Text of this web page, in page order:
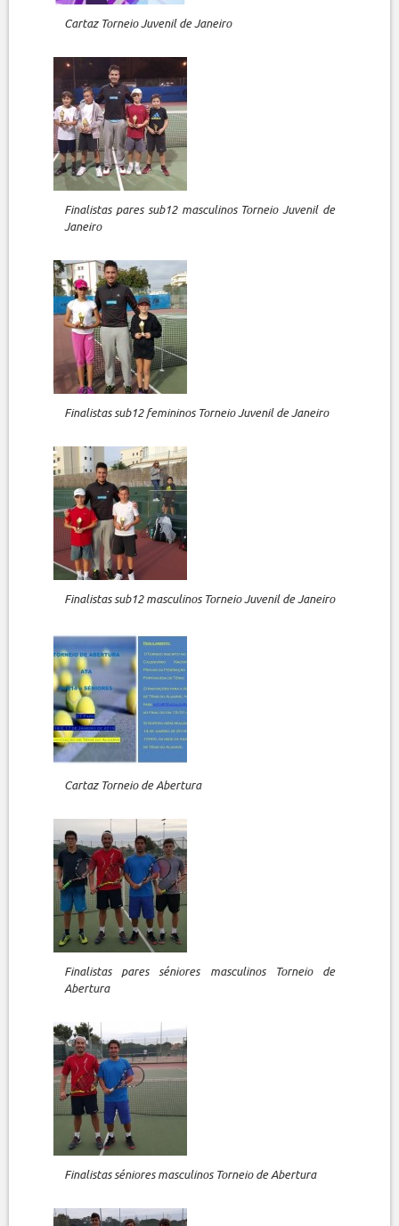
Cartaz Torneio Juvenil de Janeiro
Finalistas pares sub12 masculinos Torneio Juvenil de
Janeiro
Finalistas sub12 femininos Torneio Juvenil de Janeiro
Finalistas sub12 masculinos Torneio Juvenil de Janeiro
Cartaz Torneio de Abertura
Finalistas pares séniores masculinos Torneio de
Abertura
Finalistas séniores masculinos Torneio de Abertura